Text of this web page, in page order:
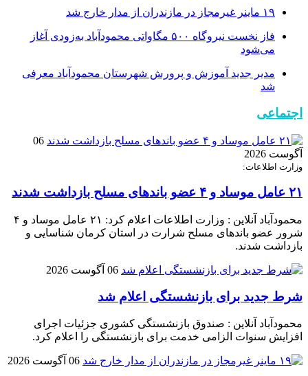
۱۹ ماینر غیرمجاز در مازندران از مدار خارج شد
فاز نخست نیروگاه ۵۰۰ مگاواتی محمودآباد به‌زودی آغاز
می‌شود
مدیر جدید آموزش و پرورش شهرستان محمودآباد معرفی
شد
اجتماعی
06
آگوست 2026
وزارت اطلاعات:
۲۱ عامل موساد و ۴ عضو باند‌های مسلح بازداشت شدند
محمودآباد آنلاین : وزارت اطلاعات اعلام کرد: ۲۱ عامل موساد و ۴
شرور عضو باند‌های مسلح شرارت در استان کرمان شناسایی و
بازداشت شدند.
06 آگوست 2026
شرط جدید برای بازنشستگی اعلام شد
محمودآباد آنلاین : صندوق بازنشستگی کشوری جزئیات اجرای
افزایش سنوات الزامی خدمت برای بازنشستگی را اعلام کرد.
06 آگوست 2026